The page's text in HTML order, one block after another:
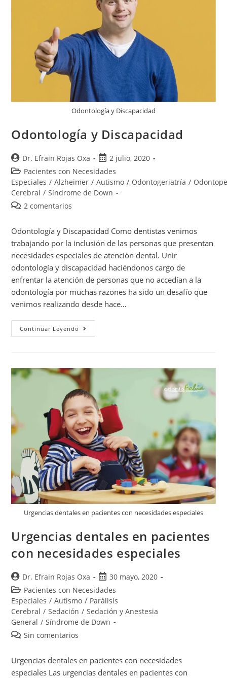
Odontología y Discapacidad
Odontología y Discapacidad
Dr. Efrain Rojas Oxa
2 julio, 2020
Pacientes con Necesidades
Especiales / Alzheimer / Autismo / Odontogeriatría /
Cerebral / Síndrome de Down
2 comentarios
Odontología y Discapacidad Como dentistas venimos
trabajando por la inclusión de las personas que presentan
necesidades especiales de atención dental. Unir
odontología y discapacidad haciéndonos cargo de
enfrentar la atención de personas que no accedían a la
odontología por muchas razones ha sido un desafío que
venimos realizando desde hace…
Continuar Leyendo
Urgencias dentales en pacientes con necesidades especiales
Urgencias dentales en pacientes
con necesidades especiales
Dr. Efrain Rojas Oxa
30 mayo, 2020
Pacientes con Necesidades
Especiales / Autismo / Parálisis
Cerebral / Sedación / Sedación y Anestesia
General / Síndrome de Down
Sin comentarios
Urgencias dentales en pacientes con necesidades
especiales Las urgencias dentales en pacientes con